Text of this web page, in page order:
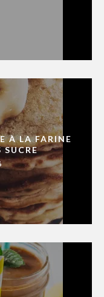
À LA FARINE
SUCRE